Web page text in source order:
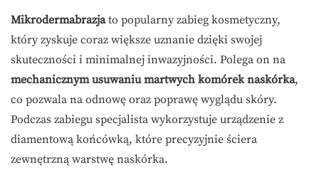
Mikrodermabrazjato popularny zabieg kosmetyczny,
który zyskuje coraz większe uznanie dzięki swojej
skuteczności i minimalnej inwazyjności. Polega on na
mechanicznym usuwaniu martwych komórek naskórka,
co pozwala na odnowę oraz poprawę wyglądu skóry.
Podczas zabiegu specjalista wykorzystuje urządzenie z
diamentową końcówką, które precyzyjnie ściera
zewnętrzną warstwę naskórka.